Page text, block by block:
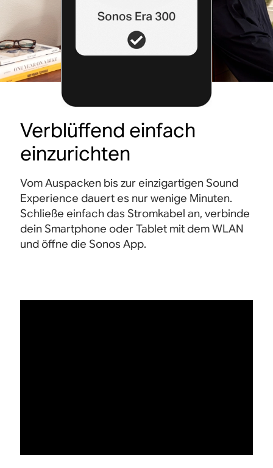
Verblüffend einfach
einzurichten
Vom Auspacken bis zur einzigartigen Sound
Experience dauert es nur wenige Minuten.
Schließe einfach das Stromkabel an, verbinde
dein Smartphone oder Tablet mit dem WLAN
und öffne die Sonos App.